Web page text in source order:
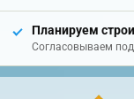
Планируем
Согласовываем